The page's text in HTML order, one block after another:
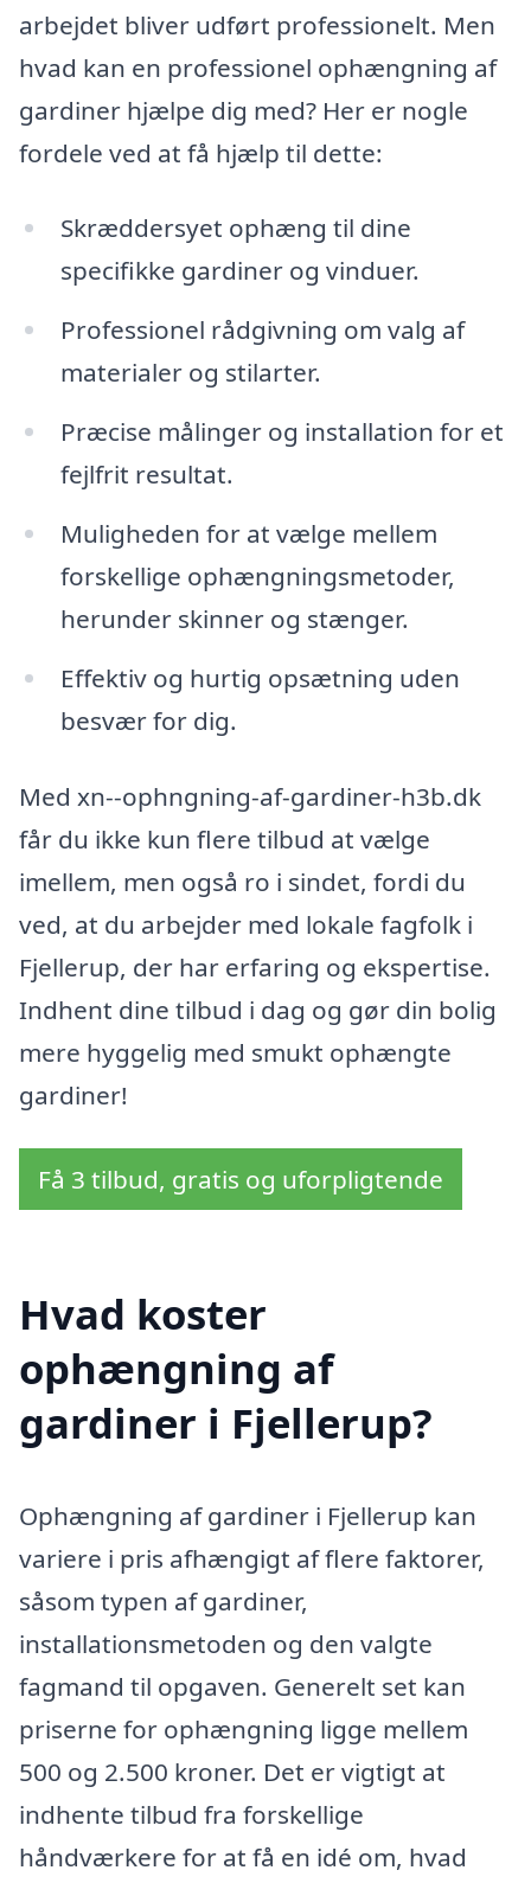
arbejdet bliver udført professionelt. Men
hvad kan en professionel ophængning af
gardiner hjælpe dig med? Her er nogle
fordele ved at få hjælp til dette:
Skræddersyet ophæng til dine
specifikke gardiner og vinduer.
Professionel rådgivning om valg af
materialer og stilarter.
Præcise målinger og installation for et
fejlfrit resultat.
Muligheden for at vælge mellem
forskellige ophængningsmetoder,
herunder skinner og stænger.
Effektiv og hurtig opsætning uden
besvær for dig.
Med xn--ophngning-af-gardiner-h3b.dk
får du ikke kun flere tilbud at vælge
imellem, men også ro i sindet, fordi du
ved, at du arbejder med lokale fagfolk i
Fjellerup, der har erfaring og ekspertise.
Indhent dine tilbud i dag og gør din bolig
mere hyggelig med smukt ophængte
gardiner!
Få 3 tilbud, gratis og uforpligtende
Hvad koster
ophængning af
gardiner i Fjellerup?
Ophængning af gardiner i Fjellerup kan
variere i pris afhængigt af flere faktorer,
såsom typen af gardiner,
installationsmetoden og den valgte
fagmand til opgaven. Generelt set kan
priserne for ophængning ligge mellem
500 og 2.500 kroner. Det er vigtigt at
indhente tilbud fra forskellige
håndværkere for at få en idé om, hvad